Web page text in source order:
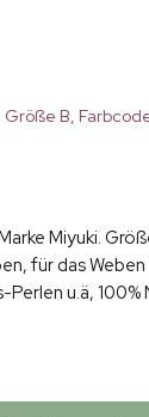
B,
Miyuki.
für das
u.ä, 100%